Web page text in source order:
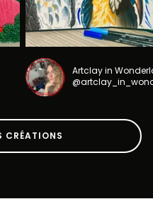
Artclay in
CRÉATIONS